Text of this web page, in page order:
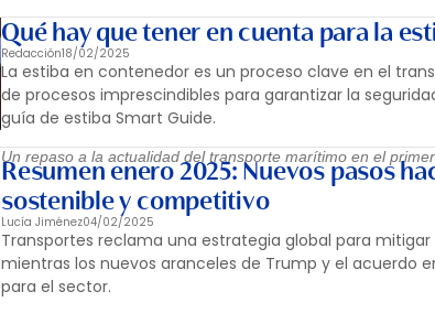
Qué hay que tener en cuenta para la
Redacción18/02/2025
La estiba en contenedor es un proceso clave en el
de procesos imprescindibles para garantizar la
guía de estiba Smart Guide.
Un repaso a la actualidad del transporte marítimo en el
Resumen enero 2025: Nuevos pasos
sostenible y competitivo
Lucía Jiménez04/02/2025
Transportes reclama una estrategia global para
mientras los nuevos aranceles de Trump y el acuerdo
para el sector.